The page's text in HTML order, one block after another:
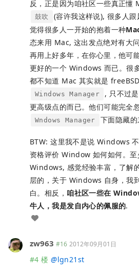
反，正是因为咱社区一些真正懂
鼓吹
(容许我这样说), 很多人
觉得很多人一开始的抱着一种
态来用 Mac, 这出发点绝对有大
再用上好多年，在你心里，他可
更好的一个 Windows 而已。很
都不知道 Mac 其实就是
Windows Manager
, 只不过
更高级点的而已。他们可能完全
Wndows Manager 下面隐藏的
BTW: 这里我不是说 Windows
资格评价 Window 如何如何。至
Windows, 感觉经验丰富，了解
层的，关于 Windows 自身，我
白。相反， 咱社区一些在
牛人，我是发自内心的佩服的.
zw963 #16 2012年09月01日
#4 楼 @lgn21st